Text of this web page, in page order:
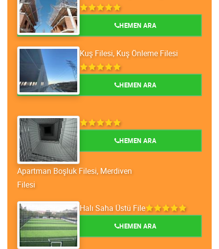
HEMEN ARA
Kuş Filesi, Kuş Önleme Filesi
HEMEN ARA
Apartman Boşluk Filesi, Merdiven
Filesi
HEMEN ARA
Halı Saha Üstü File
HEMEN ARA